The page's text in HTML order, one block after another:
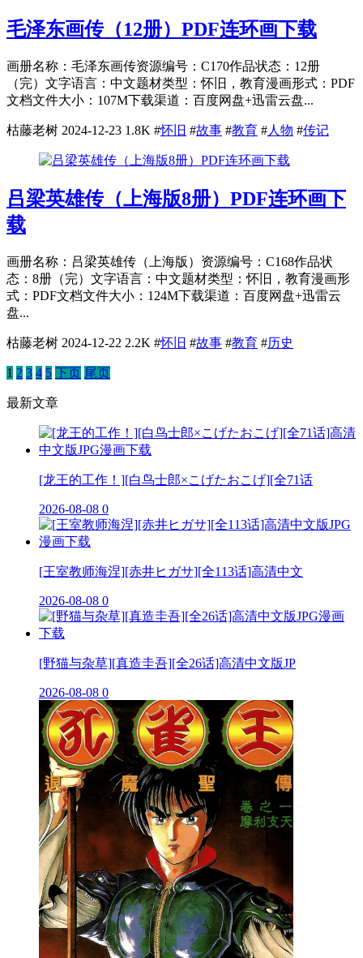
毛泽东画传（12册）PDF连环画下载
画册名称：毛泽东画传资源编号：C170作品状态：12册
（完）文字语言：中文题材类型：怀旧，教育漫画形式：PDF
文档文件大小：107M下载渠道：百度网盘+迅雷云盘...
枯藤老树 2024-12-23 1.8K #怀旧 #故事 #教育 #人物 #传记
吕梁英雄传（上海版8册）PDF连环画下
载
画册名称：吕梁英雄传（上海版）资源编号：C168作品状
态：8册（完）文字语言：中文题材类型：怀旧，教育漫画形
式：PDF文档文件大小：124M下载渠道：百度网盘+迅雷云
盘...
枯藤老树 2024-12-22 2.2K #怀旧 #故事 #教育 #历史
1 2 3 4 5 下页 尾页
最新文章
[龙王的工作！][白鸟士郎×こげたおこげ][全71话
2026-08-08 0
[王室教师海涅][赤井ヒガサ][全113话]高清中文
2026-08-08 0
[野猫与杂草][真造圭吾][全26话]高清中文版JP
2026-08-08 0